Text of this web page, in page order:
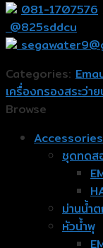
081-1707576
@825sddcu
Categories:
เครื่องกรองสระว่
Browse
Accessories
ชุดทดส
ม่านน้ำ
หัวน้ำพุ